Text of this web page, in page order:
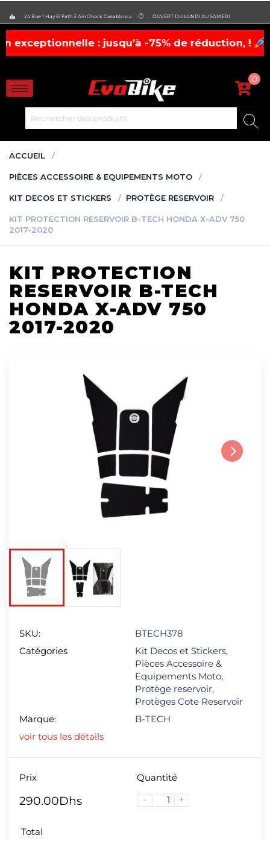
24 Rue 1 Hay El Fath 3 Ain Chock Casablanca OUVERT DU LUNDI AU SAMEDI
: jusqu’à -75% de réduction, ! casques,
0
ACCUEIL
PIÈCES ACCESSOIRE & EQUIPEMENTS MOTO
KIT DECOS ET STICKERS PROTÈGE RESERVOIR
KIT PROTECTION RESERVOIR B-TECH HONDA X-ADV 750
2017-2020
KIT PROTECTION
RESERVOIR B-TECH
HONDA X-ADV 750
2017-2020
SKU:
BTECH378
Catégories
Kit Decos et Stickers,
Pièces Accessoire &
Equipements Moto,
Protège reservoir,
Protèges Cote Reservoir
Marque:
B-TECH
voir tous les détails
Prix
290.00Dhs
Quantité
-
+
Total